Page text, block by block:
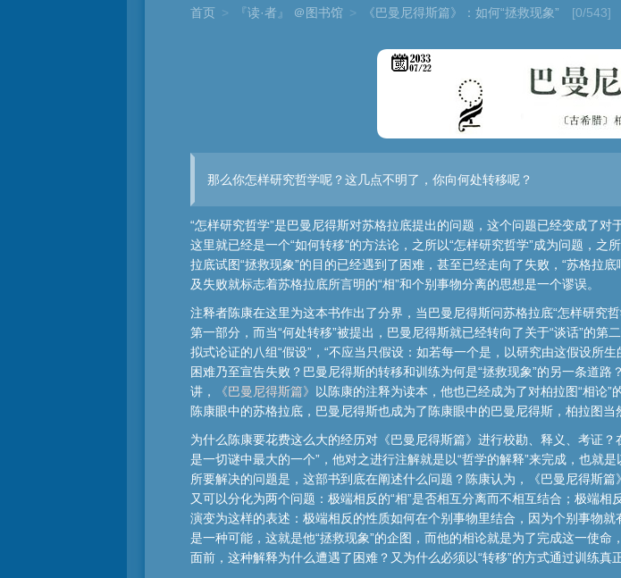
首页 > 『读·者』 ＠图书馆 > 《巴曼尼得斯篇》：如何“拯救现象” [0/543]
那么你怎样研究哲学呢？这几点不明了，你向何处转移呢？
“怎样研究哲学”是巴曼尼得斯对苏格拉底提出的问题，这个问题已经变成了
这里就已经是一个“如何转移”的方法论，之所以“怎样研究哲学”成为问题，
拉底试图“拯救现象”的目的已经遇到了困难，甚至已经走向了失败，“苏格拉
及失败就标志着苏格拉底所言明的“相”和个别事物分离的思想是一个谬误。
注释者陈康在这里为这本书作出了分界，当巴曼尼得斯问苏格拉底“怎样研究
第一部分，而当“何处转移”被提出，巴曼尼得斯就已经转向了关于“谈话”的
拟式论证的八组“假设”，“不应当只假设：如若每一个是，以研究由这假设所
困难乃至宣告失败？巴曼尼得斯的转移和训练为何是“拯救现象”的另一条道
讲，
《巴曼尼得斯篇》
以陈康的注释为读本，他也已经成为了对柏拉图“相
陈康眼中的苏格拉底，巴曼尼得斯也成为了陈康眼中的巴曼尼得斯，柏拉图当
为什么陈康要花费这么大的经历对《巴曼尼得斯篇》进行校勘、释义、考证
是一切谜中最大的一个”，他对之进行注解就是以“哲学的解释”来完成，也就
所要解决的问题是，这部书到底在阐述什么问题？陈康认为，《巴曼尼得斯
又可以分化为两个问题：极端相反的“相”是否相互分离而不相互结合；极端
演变为这样的表述：极端相反的性质如何在个别事物里结合，因为个别事物
是一种可能，这就是他“拯救现象”的企图，而他的相论就是为了完成这一使
面前，这种解释为什么遭遇了困难？又为什么必须以“转移”的方式通过训练真